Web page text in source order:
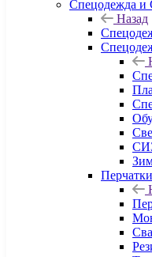
Спецодежда
Назад
Перчатки